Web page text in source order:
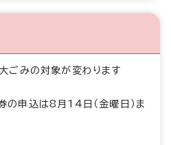
ごみの対象が変わります
の申込は8月14日（金曜日）ま